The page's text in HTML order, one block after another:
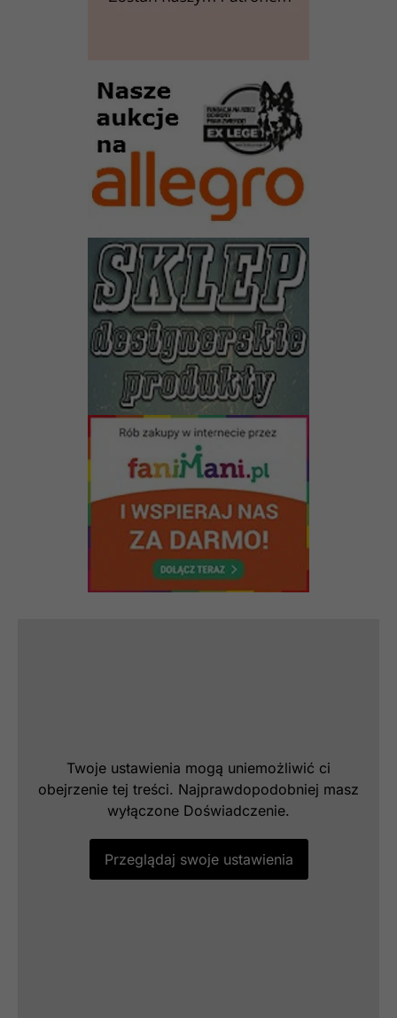
Twoje ustawienia mogą uniemożliwić ci
obejrzenie tej treści. Najprawdopodobniej masz
wyłączone Doświadczenie.
Przeglądaj swoje ustawienia